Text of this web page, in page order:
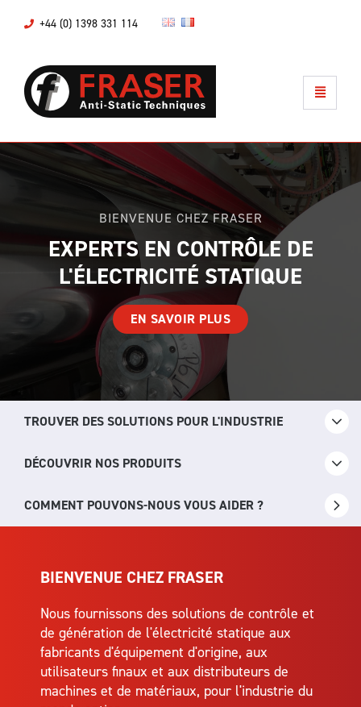
+44 (0) 1398 331 114
BIENVENUE CHEZ FRASER
EXPERTS EN CONTRÔLE DE
L'ÉLECTRICITÉ STATIQUE
EN SAVOIR PLUS
TROUVER DES SOLUTIONS POUR L'INDUSTRIE
DÉCOUVRIR NOS PRODUITS
COMMENT POUVONS-NOUS VOUS AIDER ?
BIENVENUE CHEZ FRASER
Nous fournissons des solutions de contrôle et
de génération de l'électricité statique aux
fabricants d'équipement d'origine, aux
utilisateurs finaux et aux distributeurs de
machines et de matériaux, pour l'industrie du